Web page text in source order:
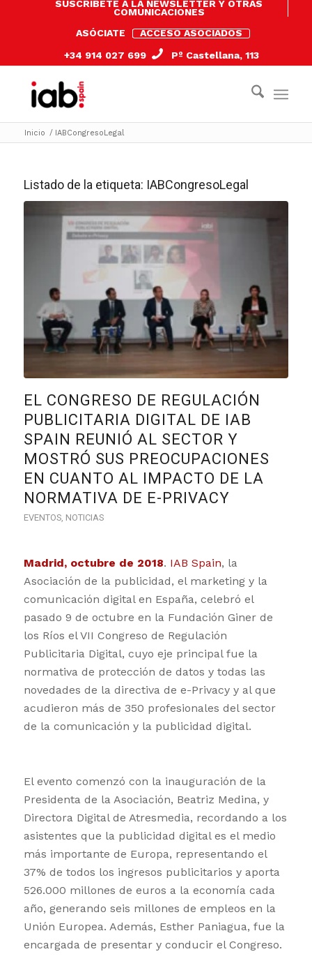
SUSCRÍBETE A LA NEWSLETTER Y OTRAS
COMUNICACIONES
ASÓCIATE
ACCESO ASOCIADOS
+34 914 027 699
Pº Castellana, 113
Inicio / IABCongresoLegal
Listado de la etiqueta: IABCongresoLegal
EL CONGRESO DE REGULACIÓN
PUBLICITARIA DIGITAL DE IAB
SPAIN REUNIÓ AL SECTOR Y
MOSTRÓ SUS PREOCUPACIONES
EN CUANTO AL IMPACTO DE LA
NORMATIVA DE E-PRIVACY
EVENTOS, NOTICIAS
Madrid, octubre de 2018. IAB Spain, la
Asociación de la publicidad, el marketing y la
comunicación digital en España, celebró el
pasado 9 de octubre en la Fundación Giner de
los Ríos el VII Congreso de Regulación
Publicitaria Digital, cuyo eje principal fue la
normativa de protección de datos y todas las
novedades de la directiva de e-Privacy y al que
acudieron más de 350 profesionales del sector
de la comunicación y la publicidad digital.
El evento comenzó con la inauguración de la
Presidenta de la Asociación, Beatriz Medina, y
Directora Digital de Atresmedia, recordando a los
asistentes que la publicidad digital es el medio
más importante de Europa, representando el
37% de todos los ingresos publicitarios y aporta
526.000 millones de euros a la economía cada
año, generando seis millones de empleos en la
Unión Europea. Además, Esther Paniagua, fue la
encargada de presentar y conducir el Congreso.